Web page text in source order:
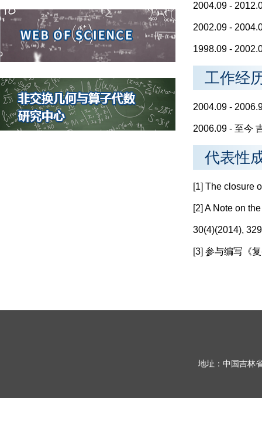
2004.09 -
2002.09 -
1998.09 -
工作经
2004.09 -
2006.09 - 至今
代表性
[1] The closure
[2] A Note on
30(4)(2014),
[3] 参与编写《
地址：中国吉林